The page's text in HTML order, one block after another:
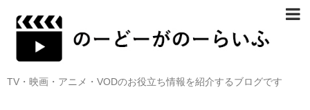
TV・映画・アニメ・VODのお役立ち情報を紹介するブログです